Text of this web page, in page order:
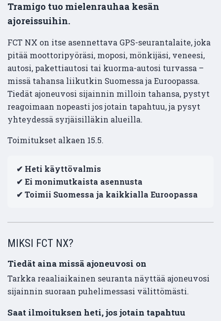
Tramigo tuo mielenrauhaa kesän
ajoreissuihin.
FCT NX on itse asennettava GPS-seurantalaite, joka
pitää moottoripyöräsi, moposi, mönkijäsi, veneesi,
autosi, pakettiautosi tai kuorma-autosi turvassa –
missä tahansa liikutkin Suomessa ja Euroopassa.
Tiedät ajoneuvosi sijainnin milloin tahansa, pystyt
reagoimaan nopeasti jos jotain tapahtuu, ja pysyt
yhteydessä syrjäisilläkin alueilla.
Toimitukset alkaen 15.5.
✔ Heti käyttövalmis
✔ Ei monimutkaista asennusta
✔ Toimii Suomessa ja kaikkialla Euroopassa
MIKSI FCT NX?
Tiedät aina missä ajoneuvosi on
Tarkka reaaliaikainen seuranta näyttää ajoneuvosi
sijainnin suoraan puhelimessasi välittömästi.
Saat ilmoituksen heti, jos jotain tapahtuu